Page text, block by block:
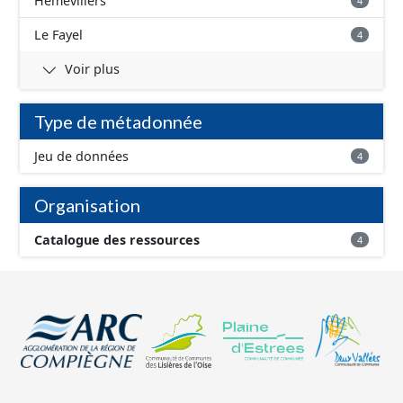
Le Fayel 4
Voir plus
Type de métadonnée
Jeu de données 4
Organisation
Catalogue des ressources 4